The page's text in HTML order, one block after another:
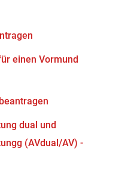
einen Vormund
dual und
(AVdual/AV) -